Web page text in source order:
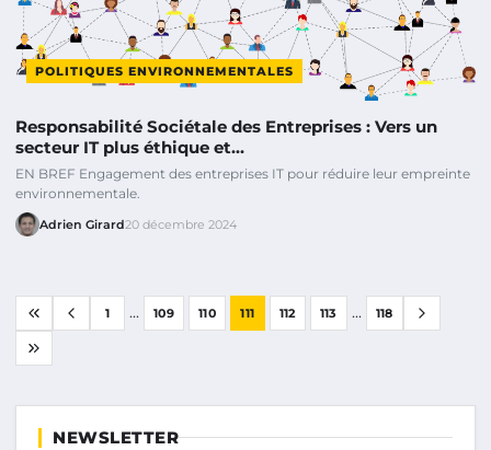
POLITIQUES ENVIRONNEMENTALES
Responsabilité Sociétale des Entreprises : Vers un
secteur IT plus éthique et…
EN BREF Engagement des entreprises IT pour réduire leur empreinte
environnementale.
Adrien Girard20 décembre 2024
1 ... 109 110 111 112 113 ... 118
NEWSLETTER